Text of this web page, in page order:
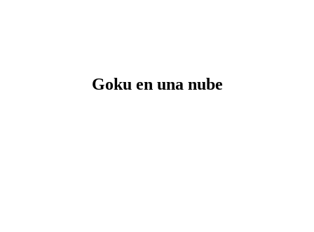
Goku en una nube